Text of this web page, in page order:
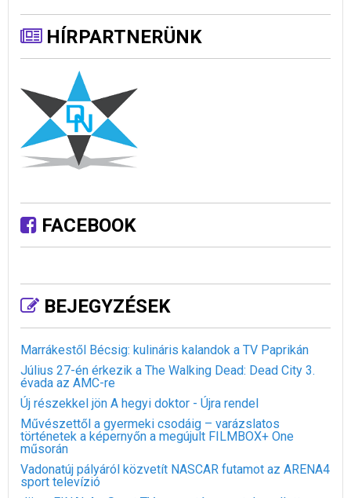
HÍRPARTNERÜNK
FACEBOOK
BEJEGYZÉSEK
Marrákestől Bécsig: kulináris kalandok a TV Paprikán
Július 27-én érkezik a The Walking Dead: Dead City 3.
évada az AMC-re
Új részekkel jön A hegyi doktor - Újra rendel
Művészettől a gyermeki csodáig – varázslatos
történetek a képernyőn a megújult FILMBOX+ One
műsorán
Vadonatúj pályáról közvetít NASCAR futamot az ARENA4
sport televízió